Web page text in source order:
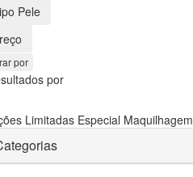
Pele
por
por
Limitadas Especial Maquilhagem